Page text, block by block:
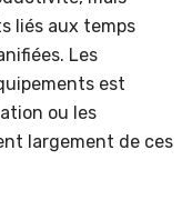
liés aux temps
Les
est
ou les
largement de ces